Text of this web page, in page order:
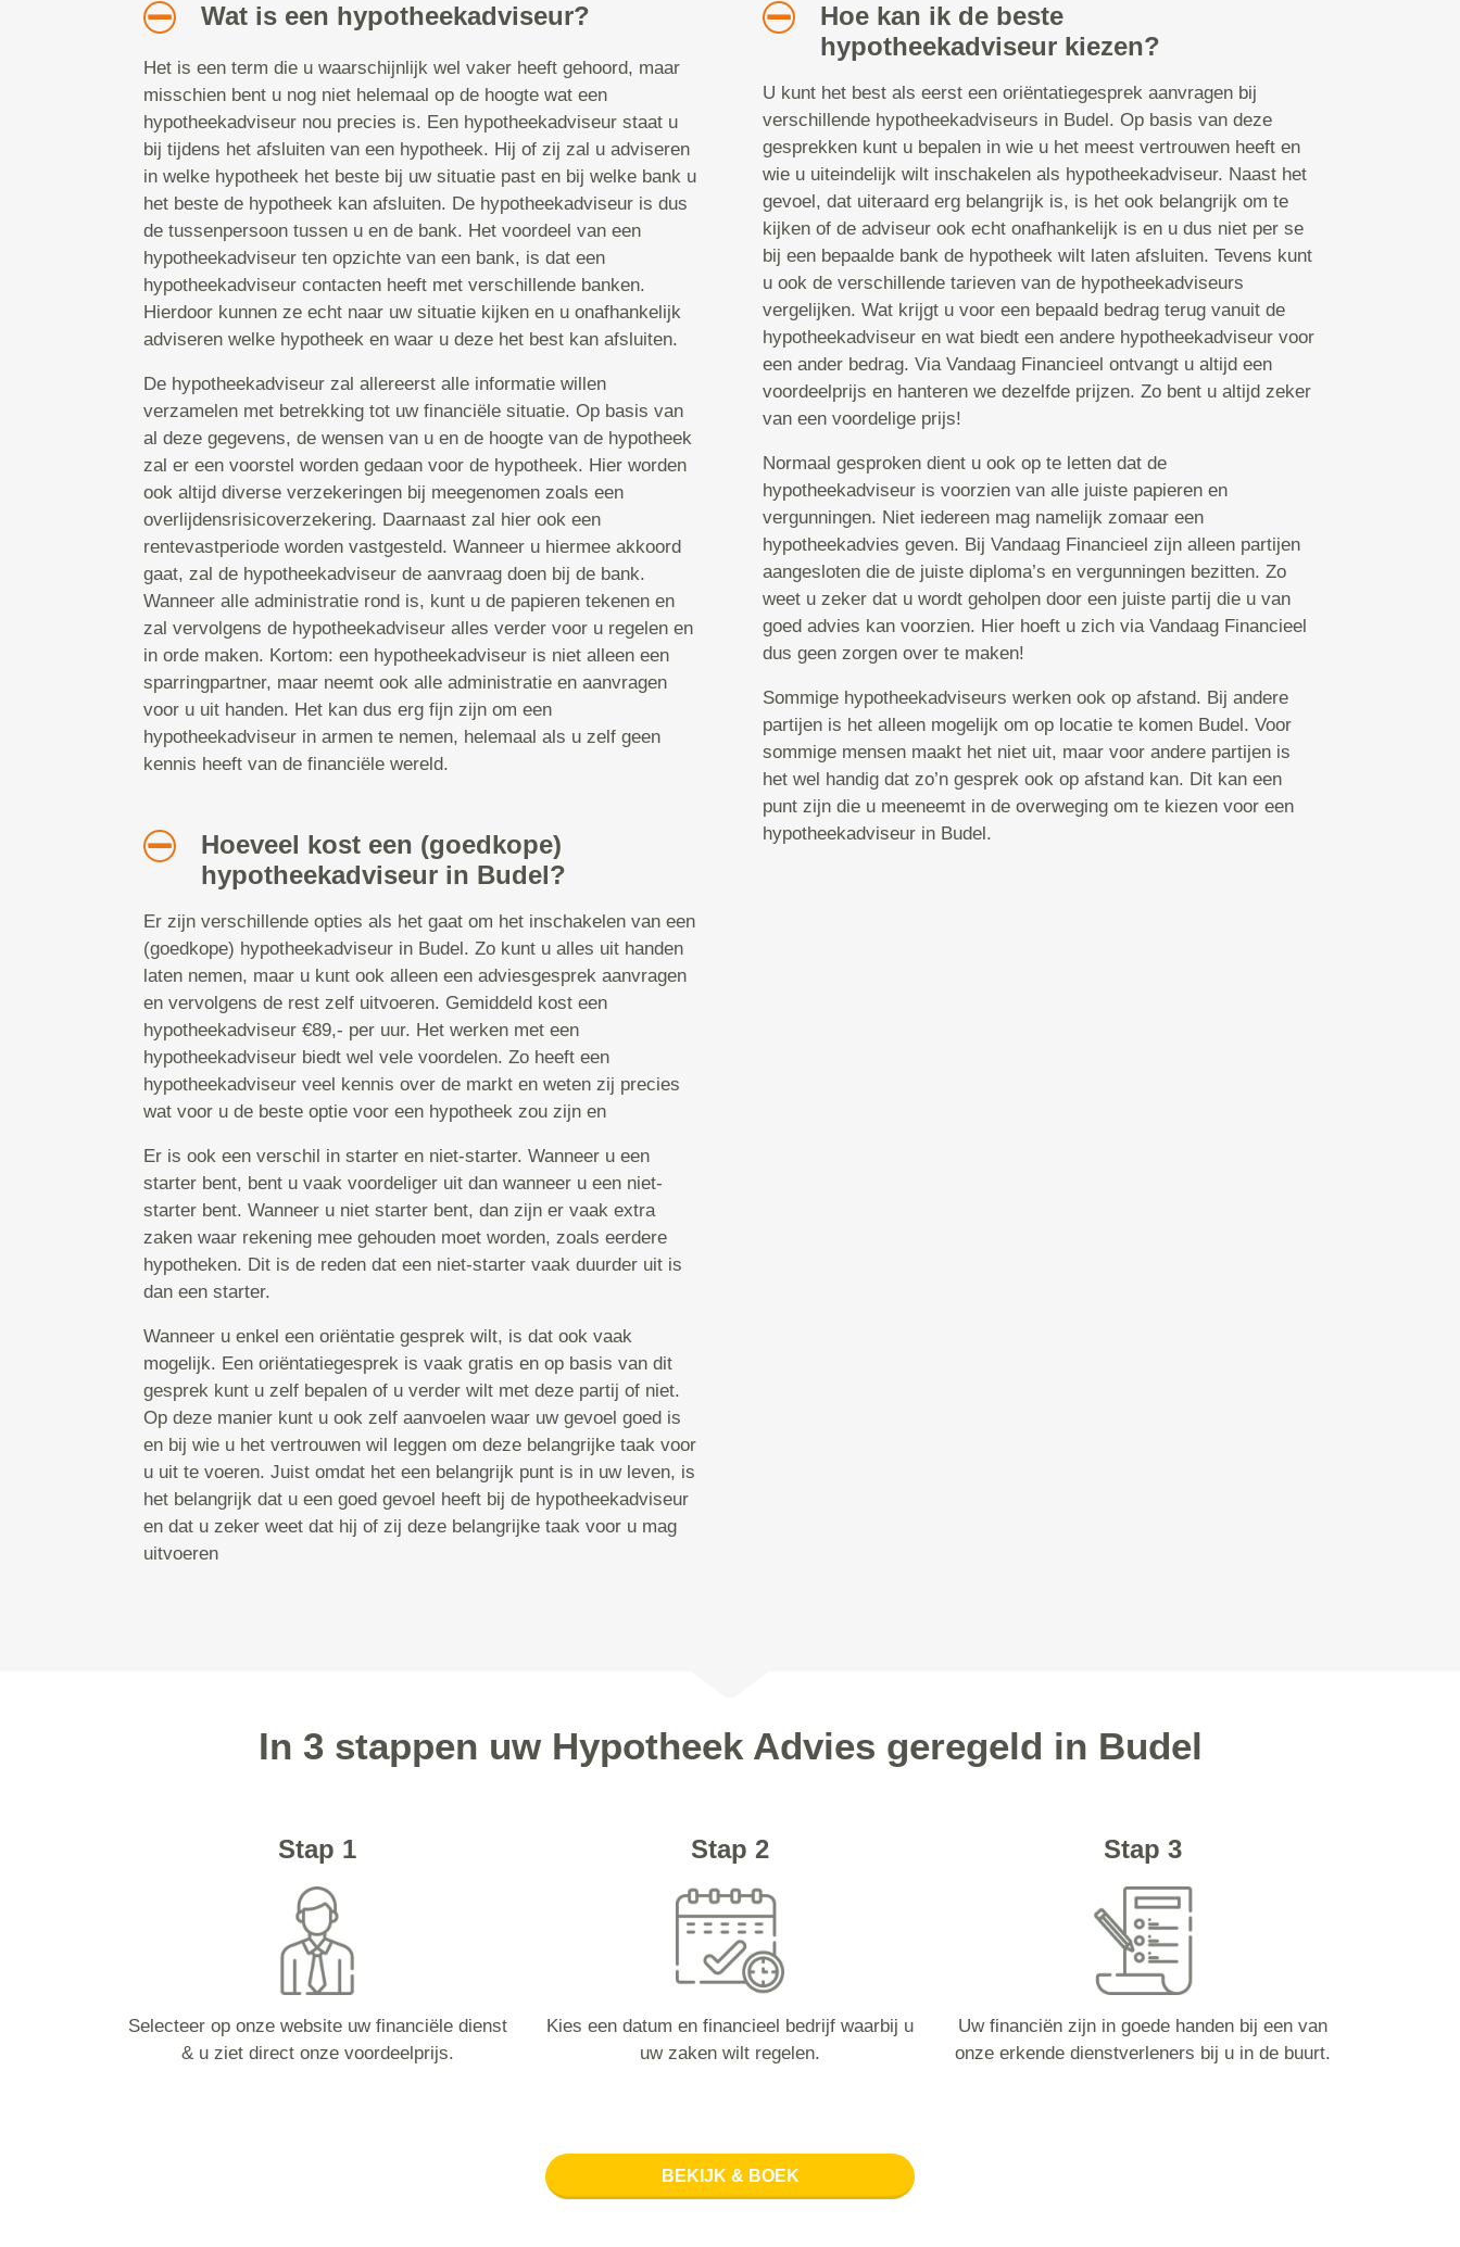
Wat is een hypotheekadviseur?
Het is een term die u waarschijnlijk wel vaker heeft gehoord, maar
misschien bent u nog niet helemaal op de hoogte wat een
hypotheekadviseur nou precies is. Een hypotheekadviseur staat u
bij tijdens het afsluiten van een hypotheek. Hij of zij zal u adviseren
in welke hypotheek het beste bij uw situatie past en bij welke bank u
het beste de hypotheek kan afsluiten. De hypotheekadviseur is dus
de tussenpersoon tussen u en de bank. Het voordeel van een
hypotheekadviseur ten opzichte van een bank, is dat een
hypotheekadviseur contacten heeft met verschillende banken.
Hierdoor kunnen ze echt naar uw situatie kijken en u onafhankelijk
adviseren welke hypotheek en waar u deze het best kan afsluiten.
De hypotheekadviseur zal allereerst alle informatie willen
verzamelen met betrekking tot uw financiële situatie. Op basis van
al deze gegevens, de wensen van u en de hoogte van de hypotheek
zal er een voorstel worden gedaan voor de hypotheek. Hier worden
ook altijd diverse verzekeringen bij meegenomen zoals een
overlijdensrisicoverzekering. Daarnaast zal hier ook een
rentevastperiode worden vastgesteld. Wanneer u hiermee akkoord
gaat, zal de hypotheekadviseur de aanvraag doen bij de bank.
Wanneer alle administratie rond is, kunt u de papieren tekenen en
zal vervolgens de hypotheekadviseur alles verder voor u regelen en
in orde maken. Kortom: een hypotheekadviseur is niet alleen een
sparringpartner, maar neemt ook alle administratie en aanvragen
voor u uit handen. Het kan dus erg fijn zijn om een
hypotheekadviseur in armen te nemen, helemaal als u zelf geen
kennis heeft van de financiële wereld.
Hoeveel kost een (goedkope)
hypotheekadviseur in Budel?
Er zijn verschillende opties als het gaat om het inschakelen van een
(goedkope) hypotheekadviseur in Budel. Zo kunt u alles uit handen
laten nemen, maar u kunt ook alleen een adviesgesprek aanvragen
en vervolgens de rest zelf uitvoeren. Gemiddeld kost een
hypotheekadviseur €89,- per uur. Het werken met een
hypotheekadviseur biedt wel vele voordelen. Zo heeft een
hypotheekadviseur veel kennis over de markt en weten zij precies
wat voor u de beste optie voor een hypotheek zou zijn en
Er is ook een verschil in starter en niet-starter. Wanneer u een
starter bent, bent u vaak voordeliger uit dan wanneer u een niet-
starter bent. Wanneer u niet starter bent, dan zijn er vaak extra
zaken waar rekening mee gehouden moet worden, zoals eerdere
hypotheken. Dit is de reden dat een niet-starter vaak duurder uit is
dan een starter.
Wanneer u enkel een oriëntatie gesprek wilt, is dat ook vaak
mogelijk. Een oriëntatiegesprek is vaak gratis en op basis van dit
gesprek kunt u zelf bepalen of u verder wilt met deze partij of niet.
Op deze manier kunt u ook zelf aanvoelen waar uw gevoel goed is
en bij wie u het vertrouwen wil leggen om deze belangrijke taak voor
u uit te voeren. Juist omdat het een belangrijk punt is in uw leven, is
het belangrijk dat u een goed gevoel heeft bij de hypotheekadviseur
en dat u zeker weet dat hij of zij deze belangrijke taak voor u mag
uitvoeren
Hoe kan ik de beste
hypotheekadviseur kiezen?
U kunt het best als eerst een oriëntatiegesprek aanvragen bij
verschillende hypotheekadviseurs in Budel. Op basis van deze
gesprekken kunt u bepalen in wie u het meest vertrouwen heeft en
wie u uiteindelijk wilt inschakelen als hypotheekadviseur. Naast het
gevoel, dat uiteraard erg belangrijk is, is het ook belangrijk om te
kijken of de adviseur ook echt onafhankelijk is en u dus niet per se
bij een bepaalde bank de hypotheek wilt laten afsluiten. Tevens kunt
u ook de verschillende tarieven van de hypotheekadviseurs
vergelijken. Wat krijgt u voor een bepaald bedrag terug vanuit de
hypotheekadviseur en wat biedt een andere hypotheekadviseur voor
een ander bedrag. Via Vandaag Financieel ontvangt u altijd een
voordeelprijs en hanteren we dezelfde prijzen. Zo bent u altijd zeker
van een voordelige prijs!
Normaal gesproken dient u ook op te letten dat de
hypotheekadviseur is voorzien van alle juiste papieren en
vergunningen. Niet iedereen mag namelijk zomaar een
hypotheekadvies geven. Bij Vandaag Financieel zijn alleen partijen
aangesloten die de juiste diploma’s en vergunningen bezitten. Zo
weet u zeker dat u wordt geholpen door een juiste partij die u van
goed advies kan voorzien. Hier hoeft u zich via Vandaag Financieel
dus geen zorgen over te maken!
Sommige hypotheekadviseurs werken ook op afstand. Bij andere
partijen is het alleen mogelijk om op locatie te komen Budel. Voor
sommige mensen maakt het niet uit, maar voor andere partijen is
het wel handig dat zo’n gesprek ook op afstand kan. Dit kan een
punt zijn die u meeneemt in de overweging om te kiezen voor een
hypotheekadviseur in Budel.
In 3 stappen uw Hypotheek Advies geregeld in Budel
Stap 1
Selecteer op onze website uw financiële dienst
& u ziet direct onze voordeelprijs.
Stap 2
Kies een datum en financieel bedrijf waarbij u
uw zaken wilt regelen.
Stap 3
Uw financiën zijn in goede handen bij een van
onze erkende dienstverleners bij u in de buurt.
BEKIJK & BOEK